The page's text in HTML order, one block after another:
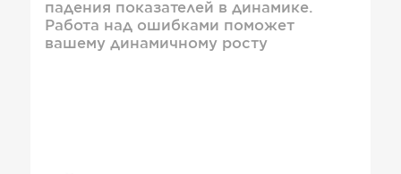
падения показателей в динамике.
Работа над ошибками поможет
вашему динамичному росту